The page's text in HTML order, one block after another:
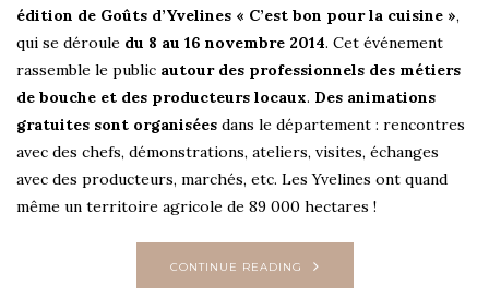
édition de Goûts d’Yvelines « C’est bon pour la cuisine »,
qui se déroule du 8 au 16 novembre 2014. Cet événement
rassemble le public autour des professionnels des métiers
de bouche et des producteurs locaux. Des animations
gratuites sont organisées dans le département : rencontres
avec des chefs, démonstrations, ateliers, visites, échanges
avec des producteurs, marchés, etc. Les Yvelines ont quand
même un territoire agricole de 89 000 hectares !
CONTINUE READING